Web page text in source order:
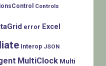
Controls
error Excel
Interop JSON
MultiClock Multi